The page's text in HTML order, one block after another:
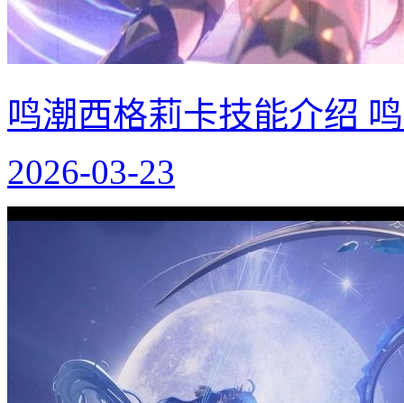
鸣潮西格莉卡技能介绍
2026-03-23